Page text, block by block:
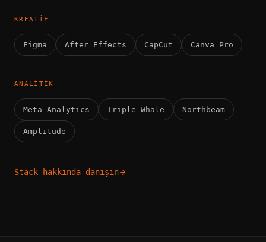
KREATIF
Figma After Effects CapCut Canva Pro
ANALITIK
Meta Analytics Triple Whale Northbeam
Amplitude
Stack hakkında danışın